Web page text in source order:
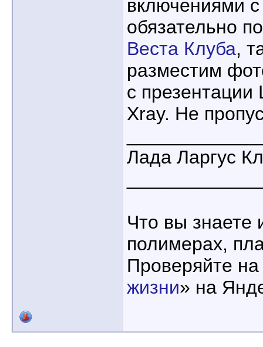
включениями
обязательно
Веста Клуба,
разместим
с презентации
Xray. Не
Лада Ларгус
Что вы знаете
полимерах,
Проверяйте
жизни» на